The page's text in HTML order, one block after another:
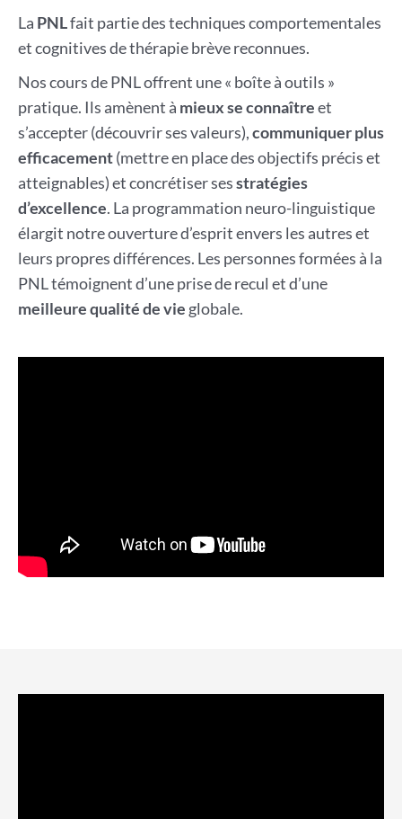
La PNLfait partie des techniques comportementales
et cognitives de thérapie brève reconnues.
Nos cours de PNL offrent une « boîte à outils »
pratique. Ils amènent à mieux se connaîtreet
s’accepter (découvrir ses valeurs),communiquer plus
efficacement(mettre en place des objectifs précis et
atteignables) et concrétiser sesstratégies
d’excellence. La programmation neuro-linguistique
élargit notre ouverture d’esprit envers les autres et
leurs propres différences. Les personnes formées à la
PNL témoignent d’une prise de recul et d’une
meilleure qualité de vie globale.